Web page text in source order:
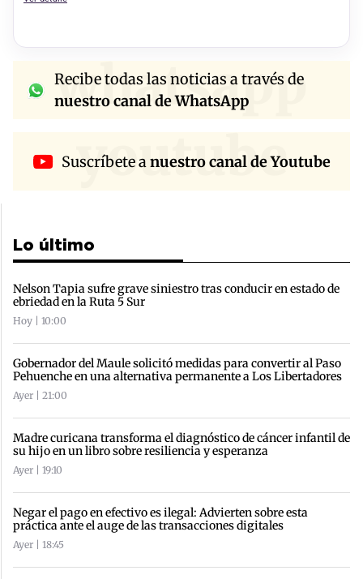
whatsapp
Recibe todas las noticias a través de
nuestro canal de WhatsApp
youtube
Suscríbete anuestro canal de Youtube
Lo último
Nelson Tapia sufre grave siniestro tras conducir en estado de
ebriedad en la Ruta 5 Sur
Hoy | 10:00
Gobernador del Maule solicitó medidas para convertir al Paso
Pehuenche en una alternativa permanente a Los Libertadores
Ayer | 21:00
Madre curicana transforma el diagnóstico de cáncer infantil de
su hijo en un libro sobre resiliencia y esperanza
Ayer | 19:10
Negar el pago en efectivo es ilegal: Advierten sobre esta
práctica ante el auge de las transacciones digitales
Ayer | 18:45